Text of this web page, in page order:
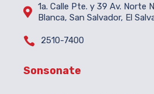
 1a. Calle Pte. y 39 Av. Norte
Blanca, San Salvador, El
 2510-7400
Sonsonate